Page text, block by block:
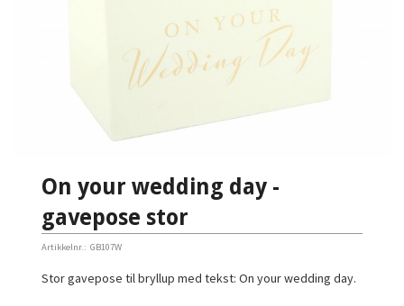
On your wedding day -
gavepose stor
Artikkelnr.: GB107W
Stor gavepose til bryllup med tekst: On your wedding day.